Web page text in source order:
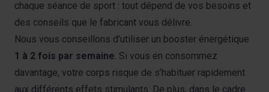
chaque séance de sport : tout dépend de vos besoins et
des conseils que le fabricant vous délivre.
Nous vous conseillons d’utiliser un booster énergétique
1 à 2 fois par semaine. Si vous en consommez
davantage, votre corps risque de s’habituer rapidement
aux différents effets stimulants. De plus, dans le cadre